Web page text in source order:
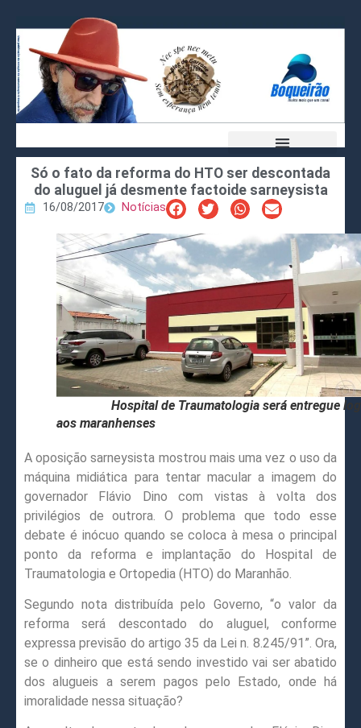
Só o fato da reforma do HTO ser descontada
do aluguel já desmente factoide sarneysista
16/08/2017 Notícias
Hospital de Traumatologia será entregue
aos maranhenses
A oposição sarneysista mostrou mais uma vez o uso da
máquina midiática para tentar macular a imagem do
governador Flávio Dino com vistas à volta dos
privilégios de outrora. O problema que todo esse
debate é inócuo quando se coloca à mesa o principal
ponto da reforma e implantação do Hospital de
Traumatologia e Ortopedia (HTO) do Maranhão.
Segundo nota distribuída pelo Governo, “o valor da
reforma será descontado do aluguel, conforme
expressa previsão do artigo 35 da Lei n. 8.245/91”. Ora,
se o dinheiro que está sendo investido vai ser abatido
dos alugueis a serem pagos pelo Estado, onde há
imoralidade nessa situação?